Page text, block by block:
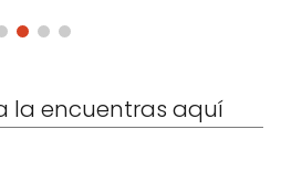
la encuentras aquí